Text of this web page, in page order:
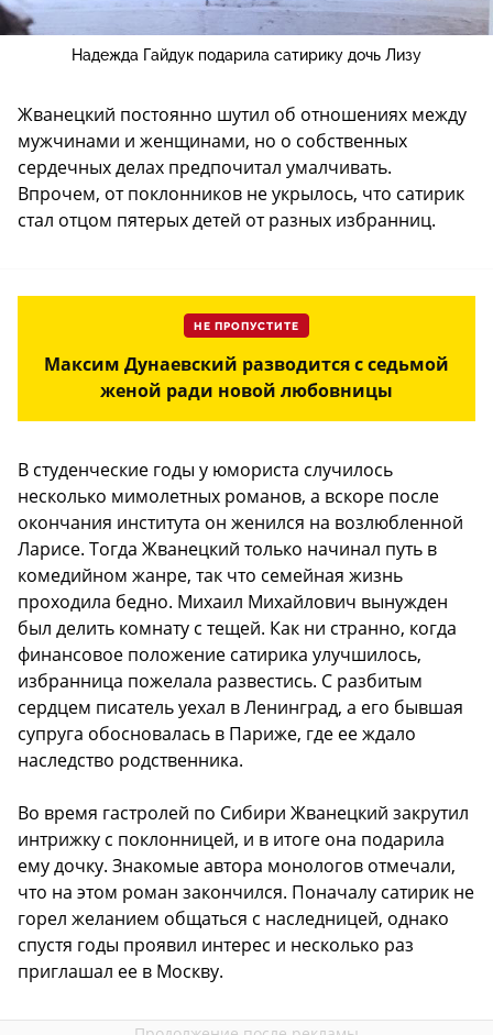
Надежда Гайдук подарила сатирику дочь Лизу
Жванецкий постоянно шутил об отношениях между
мужчинами и женщинами, но о собственных
сердечных делах предпочитал умалчивать.
Впрочем, от поклонников не укрылось, что сатирик
стал отцом пятерых детей от разных избранниц.
НЕ ПРОПУСТИТЕ
Максим Дунаевский разводится с седьмой
женой ради новой любовницы
В студенческие годы у юмориста случилось
несколько мимолетных романов, а вскоре после
окончания института он женился на возлюбленной
Ларисе. Тогда Жванецкий только начинал путь в
комедийном жанре, так что семейная жизнь
проходила бедно. Михаил Михайлович вынужден
был делить комнату с тещей. Как ни странно, когда
финансовое положение сатирика улучшилось,
избранница пожелала развестись. С разбитым
сердцем писатель уехал в Ленинград, а его бывшая
супруга обосновалась в Париже, где ее ждало
наследство родственника.
Во время гастролей по Сибири Жванецкий закрутил
интрижку с поклонницей, и в итоге она подарила
ему дочку. Знакомые автора монологов отмечали,
что на этом роман закончился. Поначалу сатирик не
горел желанием общаться с наследницей, однако
спустя годы проявил интерес и несколько раз
приглашал ее в Москву.